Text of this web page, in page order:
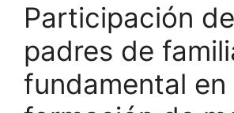
Participación de
padres de
fundamental en